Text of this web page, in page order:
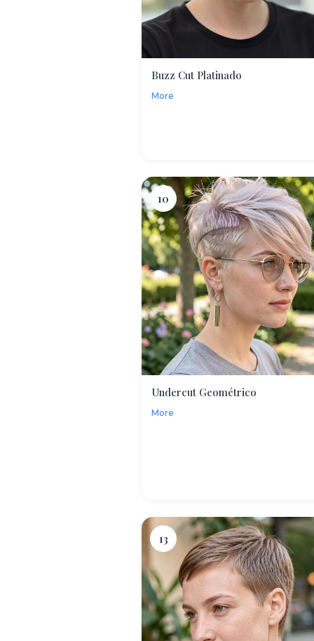
Buzz Cut Platinado
More
10
Undercut Geométrico
More
13